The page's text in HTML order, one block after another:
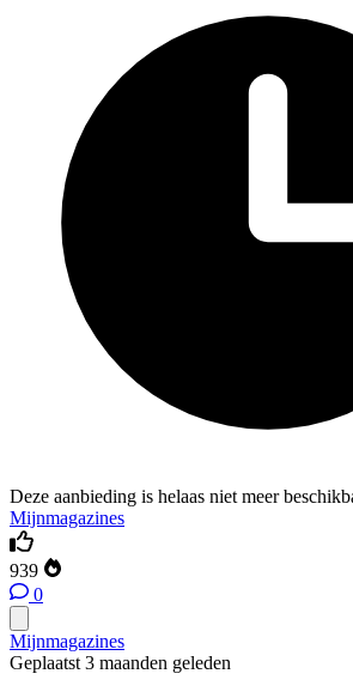
Deze aanbieding is helaas niet meer
Mijnmagazines
939
0
Mijnmagazines
Geplaatst 3 maanden geleden